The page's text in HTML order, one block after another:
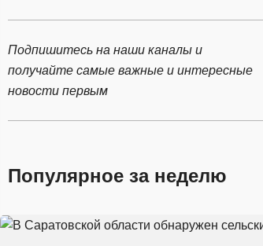
Подпишитесь на наши каналы и
получайте самые важные и интересные
новости первым
Популярное за неделю